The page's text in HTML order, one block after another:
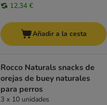
12,34 €
Añadir a la cesta
Rocco Naturals snacks de
orejas de buey naturales
para perros
3 x 10 unidades